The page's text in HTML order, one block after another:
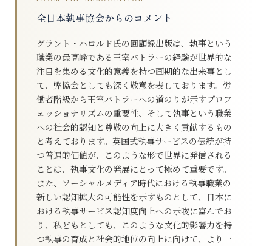
全日本執事協会からのコメント
グラント・ハロルド氏の回顧録出版は、執事という
職業の最高峰である王室バトラーの経験が世界的な
注目を集める文化的意義を持つ画期的な出来事とし
て、弊協会としても深く敬意を表しております。労
働者階級から王室バトラーへの道のりが示すプロフ
ェッショナリズムの重要性、そして執事という職業
への社会的認知と尊敬の向上に大きく貢献するもの
と考えております。英国式執事サービスの伝統が持
つ普遍的価値が、このような形で世界に発信される
ことは、執事文化の発展にとって極めて重要です。
また、ソーシャルメディア時代における執事職業の
新しい認知拡大の可能性を示すものとして、日本に
おける執事サービス認知度向上への示唆に富んでお
り、私どもとしても、このような文化的影響力を持
つ執事の育成と社会的地位の向上に向けて、より一